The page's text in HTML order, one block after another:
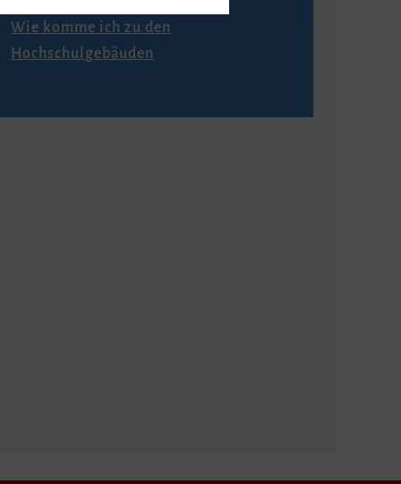
Wie komme ich zu den
Hochschulgebäuden